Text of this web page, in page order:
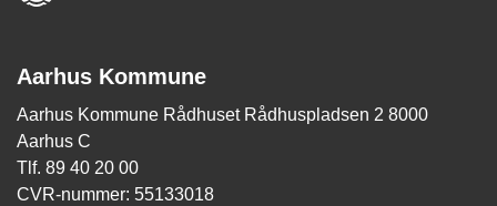
Aarhus Kommune
Aarhus Kommune Rådhuset Rådhuspladsen 2 8000
Aarhus C
Tlf. 89 40 20 00
CVR-nummer: 55133018